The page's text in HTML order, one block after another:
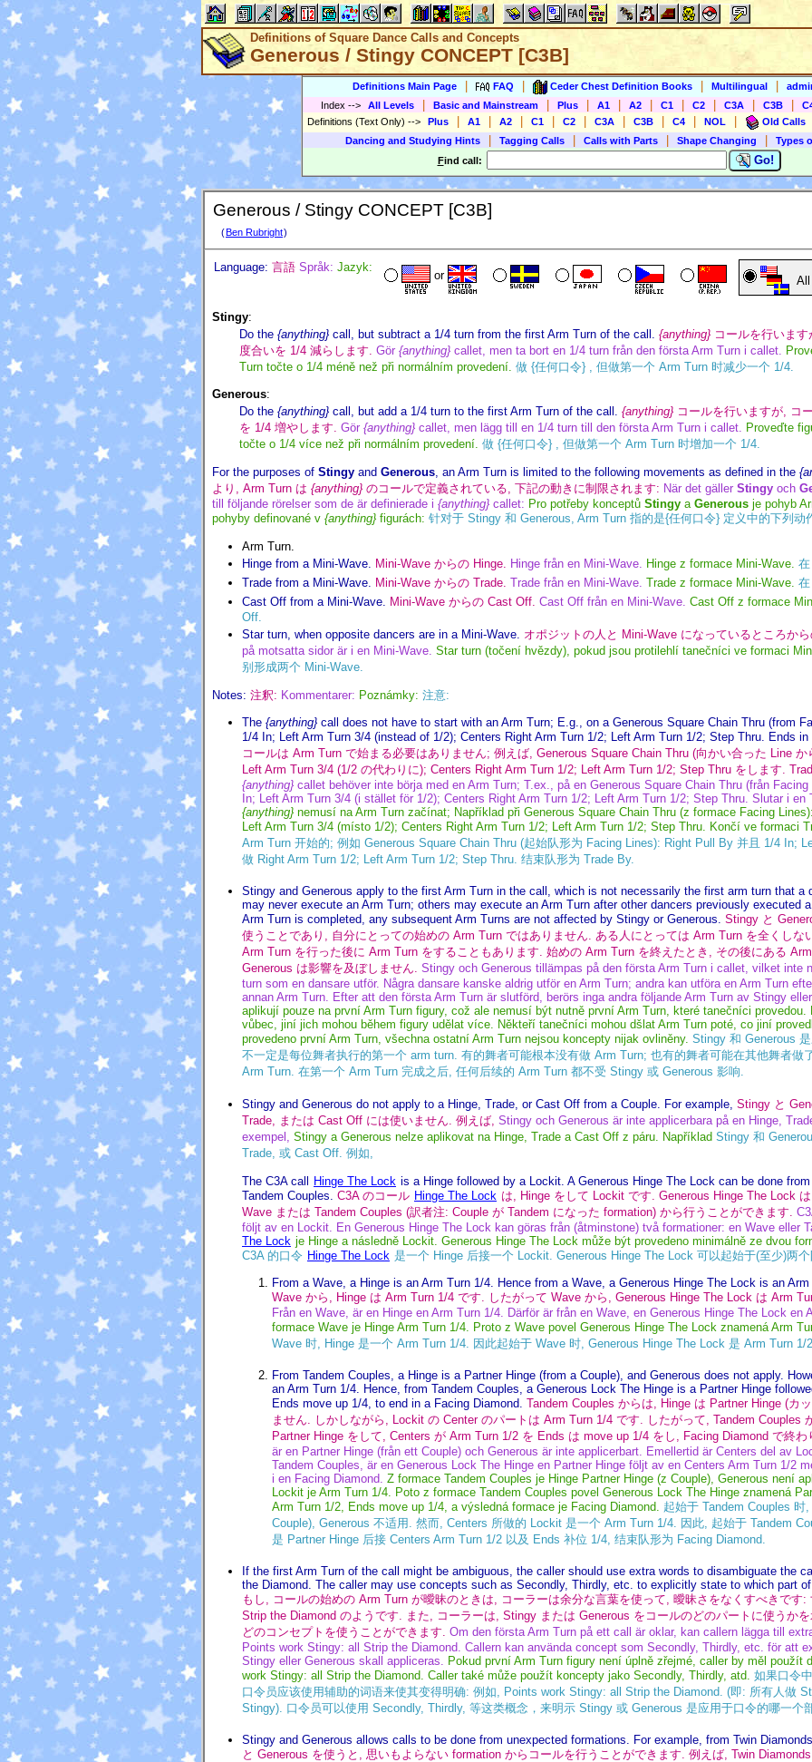
Definitions of Square Dance Calls and Concepts
Generous / Stingy CONCEPT [C3B]
Definitions Main Page FAQ Ceder Chest Definition Books Multilingual
Index --> All Levels Basic and Mainstream Plus A1 A2 C1 C2 C3A C3B
Definitions (Text Only) --> Plus A1 A2 C1 C2 C3A C3B C4 NOL
Old Calls
Dancing and Studying Hints
Tagging Calls Calls with Parts Shape Changing
Types
Find call: Go!
Generous / Stingy CONCEPT [C3B]
( Ben Rubright)
Language: 言語 Språk: Jazyk:
or
Stingy:
Do the {anything} call, but subtract a 1/4 turn from the first Arm Turn of the call. {anything} コールを行いま
度合いを 1/4 減らします. Gör {anything} callet, men ta bort en 1/4 turn från den första Arm Turn i callet.
Turn točte o 1/4 méně než při normálním provedení. 做 {任何口令} , 但做第一个 Arm Turn 时减少一个 1/4.
Generous:
Do the {anything} call, but add a 1/4 turn to the first Arm Turn of the call. {anything} コールを行いますが, コ
を 1/4 増やします. Gör {anything} callet, men lägg till en 1/4 turn till den första Arm Turn i callet.
Proveďte
točte o 1/4 více než při normálním provedení. 做 {任何口令} , 但做第一个 Arm Turn 时增加一个 1/4.
For the purposes of Stingy and Generous, an Arm Turn is limited to the following movements as defined in the
より, Arm Turn は {anything} のコールで定義されている, 下記の動きに制限されます: När det gäller Stingy och
till följande rörelser som de är definierade i {anything} callet: Pro potřeby konceptů Stingy a Generous je pohyb
pohyby definované v {anything} figurách: 针对于 Stingy 和 Generous, Arm Turn 指的是{任何口令} 定义中的下列动
Arm Turn.
Hinge from a Mini-Wave. Mini-Wave からの Hinge. Hinge från en Mini-Wave. Hinge z formace Mini-Wave.
Trade from a Mini-Wave. Mini-Wave からの Trade. Trade från en Mini-Wave. Trade z formace Mini-Wave.
Cast Off from a Mini-Wave. Mini-Wave からの Cast Off. Cast Off från en Mini-Wave. Cast Off z formace
Off.
Star turn, when opposite dancers are in a Mini-Wave. オポジットの人と Mini-Wave になっているところか
på motsatta sidor är i en Mini-Wave. Star turn (točení hvězdy), pokud jsou protilehlí tanečníci ve formaci
别形成两个 Mini-Wave.
Notes: 注釈: Kommentarer: Poznámky: 注意:
The {anything} call does not have to start with an Arm Turn; E.g., on a Generous Square Chain Thru (from
1/4 In; Left Arm Turn 3/4 (instead of 1/2); Centers Right Arm Turn 1/2; Left Arm Turn 1/2; Step Thru. Ends
コールは Arm Turn で始まる必要はありません; 例えば, Generous Square Chain Thru (向かい合った Line
Left Arm Turn 3/4 (1/2 の代わりに); Centers Right Arm Turn 1/2; Left Arm Turn 1/2; Step Thru をします.
{anything} callet behöver inte börja med en Arm Turn; T.ex., på en Generous Square Chain Thru (från
In; Left Arm Turn 3/4 (i stället för 1/2); Centers Right Arm Turn 1/2; Left Arm Turn 1/2; Step Thru. Slutar i en
{anything} nemusí na Arm Turn začínat; Například při Generous Square Chain Thru (z formace Facing
Left Arm Turn 3/4 (místo 1/2); Centers Right Arm Turn 1/2; Left Arm Turn 1/2; Step Thru. Končí ve formaci
Arm Turn 开始的; 例如 Generous Square Chain Thru (起始队形为 Facing Lines): Right Pull By 并且 1/4 In;
做 Right Arm Turn 1/2; Left Arm Turn 1/2; Step Thru. 结束队形为 Trade By.
Stingy and Generous apply to the first Arm Turn in the call, which is not necessarily the first arm turn that a
may never execute an Arm Turn; others may execute an Arm Turn after other dancers previously executed
Arm Turn is completed, any subsequent Arm Turns are not affected by Stingy or Generous. Stingy と
使うことであり, 自分にとっての始めの Arm Turn ではありません. ある人にとっては Arm Turn を全くしな
Arm Turn を行った後に Arm Turn をすることもあります. 始めの Arm Turn を終えたとき, その後にある
Generous は影響を及ぼしません. Stingy och Generous tillämpas på den första Arm Turn i callet, vilket inte
turn som en dansare utför. Några dansare kanske aldrig utför en Arm Turn; andra kan utföra en Arm Turn
annan Arm Turn. Efter att den första Arm Turn är slutförd, berörs inga andra följande Arm Turn av Stingy
aplikují pouze na první Arm Turn figury, což ale nemusí být nutně první Arm Turn, které tanečníci
vůbec, jiní jich mohou během figury udělat více. Někteří tanečníci mohou dšlat Arm Turn poté, co jiní
provedeno první Arm Turn, všechna ostatní Arm Turn nejsou koncepty nijak ovliněny. Stingy 和 Generous
不一定是每位舞者执行的第一个 arm turn. 有的舞者可能根本没有做 Arm Turn; 也有的舞者可能在其他舞者做
Arm Turn. 在第一个 Arm Turn 完成之后, 任何后续的 Arm Turn 都不受 Stingy 或 Generous 影响.
Stingy and Generous do not apply to a Hinge, Trade, or Cast Off from a Couple. For example, Stingy と
Trade, または Cast Off には使いません. 例えば, Stingy och Generous är inte applicerbara på en Hinge,
exempel, Stingy a Generous nelze aplikovat na Hinge, Trade a Cast Off z páru. Například Stingy 和
Trade, 或 Cast Off. 例如,
The C3A call Hinge The Lock is a Hinge followed by a Lockit. A Generous Hinge The Lock can be done
Tandem Couples. C3A のコール Hinge The Lock は, Hinge をして Lockit です. Generous Hinge The Lock
Wave または Tandem Couples (訳者注: Couple が Tandem になった formation) から行うことができます.
följt av en Lockit. En Generous Hinge The Lock kan göras från (åtminstone) två formationer: en Wave eller
The Lock je Hinge a následně Lockit. Generous Hinge The Lock může být provedeno minimálně ze dvou
C3A 的口令 Hinge The Lock 是一个 Hinge 后接一个 Lockit. Generous Hinge The Lock 可以起始于(至少)两
From a Wave, a Hinge is an Arm Turn 1/4. Hence from a Wave, a Generous Hinge The Lock is an
Wave から, Hinge は Arm Turn 1/4 です. したがって Wave から, Generous Hinge The Lock は Arm
Från en Wave, är en Hinge en Arm Turn 1/4. Därför är från en Wave, en Generous Hinge The Lock en
formace Wave je Hinge Arm Turn 1/4. Proto z Wave povel Generous Hinge The Lock znamená Arm
Wave 时, Hinge 是一个 Arm Turn 1/4. 因此起始于 Wave 时, Generous Hinge The Lock 是 Arm Turn 1/
From Tandem Couples, a Hinge is a Partner Hinge (from a Couple), and Generous does not apply.
an Arm Turn 1/4. Hence, from Tandem Couples, a Generous Lock The Hinge is a Partner Hinge
Ends move up 1/4, to end in a Facing Diamond. Tandem Couples からは, Hinge は Partner Hinge (カ
ません. しかしながら, Lockit の Center のパートは Arm Turn 1/4 です. したがって, Tandem Couples
Partner Hinge をして, Centers が Arm Turn 1/2 を Ends は move up 1/4 をし, Facing Diamond で終わ
är en Partner Hinge (från ett Couple) och Generous är inte applicerbart. Emellertid är Centers del av
Tandem Couples, är en Generous Lock The Hinge en Partner Hinge följt av en Centers Arm Turn 1/2
i en Facing Diamond. Z formace Tandem Couples je Hinge Partner Hinge (z Couple), Generous není
Lockit je Arm Turn 1/4. Poto z formace Tandem Couples povel Generous Lock The Hinge znamená
Arm Turn 1/2, Ends move up 1/4, a výsledná formace je Facing Diamond.
起始于 Tandem Couples 时
Couple), Generous 不适用. 然而, Centers 所做的 Lockit 是一个 Arm Turn 1/4. 因此, 起始于 Tandem
是 Partner Hinge 后接 Centers Arm Turn 1/2 以及 Ends 补位 1/4, 结束队形为 Facing Diamond.
If the first Arm Turn of the call might be ambiguous, the caller should use extra words to disambiguate the
the Diamond. The caller may use concepts such as Secondly, Thirdly, etc. to explicitly state to which part
もし, コールの始めの Arm Turn が曖昧のときは, コーラーは余分な言葉を使って, 曖昧さをなくすべきです
Strip the Diamond のようです. また, コーラーは, Stingy または Generous をコールのどのパートに使うか
どのコンセプトを使うことができます. Om den första Arm Turn på ett call är oklar, kan callern lägga till
Points work Stingy: all Strip the Diamond. Callern kan använda concept som Secondly, Thirdly, etc. för att
Stingy eller Generous skall appliceras.
Pokud první Arm Turn figury není úplně zřejmé, caller by měl použít
work Stingy: all Strip the Diamond. Caller také může použít koncepty jako Secondly, Thirdly, atd. 如果口令
口令员应该使用辅助的词语来使其变得明确: 例如, Points work Stingy: all Strip the Diamond. (即: 所有人做
Stingy). 口令员可以使用 Secondly, Thirdly, 等这类概念，来明示 Stingy 或 Generous 是应用于口令的哪一个
Stingy and Generous allows calls to be done from unexpected formations. For example, from Twin
と Generous を使うと, 思いもよらない formation からコールを行うことができます. 例えば, Twin